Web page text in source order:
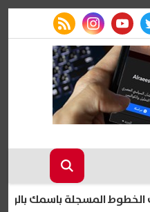
youtube
instagram
rss feed
باسمك بالرقم القومي